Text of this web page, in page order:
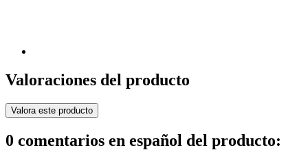
Valoraciones del producto
Valora este producto
0 comentarios en español del producto: